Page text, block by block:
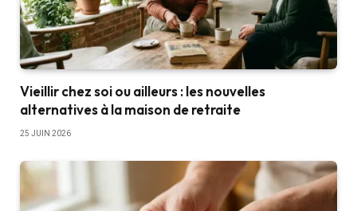
Vieillir chez soi ou ailleurs : les nouvelles
alternatives à la maison de retraite
25 JUIN 2026